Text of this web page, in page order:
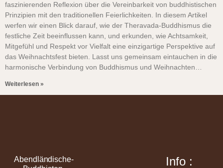
faszinierenden Reflexion über die Vereinbarkeit von buddhistischen
Prinzipien mit den traditionellen Feierlichkeiten. In diesem Artikel
werfen wir einen Blick darauf, wie der Theravada-Buddhismus die
festliche Zeit beeinflussen kann, und erkunden, wie Achtsamkeit,
Mitgefühl und Respekt vor Vielfalt eine einzigartige Perspektive auf
das Weihnachtsfest bieten. Lasst uns gemeinsam eintauchen in die
harmonische Verbindung von Buddhismus und Weihnachten…
Weiterlesen »
Abendländische-
Info :